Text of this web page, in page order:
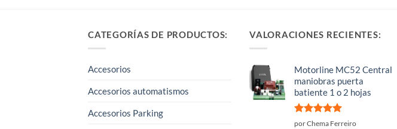
CATEGORÍAS DE PRODUCTOS:
Accesorios
Accesorios automatismos
Accesorios Parking
VALORACIONES RECIENTES:
Motorline MC52 Central
maniobras puerta
batiente 1 o 2 hojas
Valorado
por Chema Ferreiro